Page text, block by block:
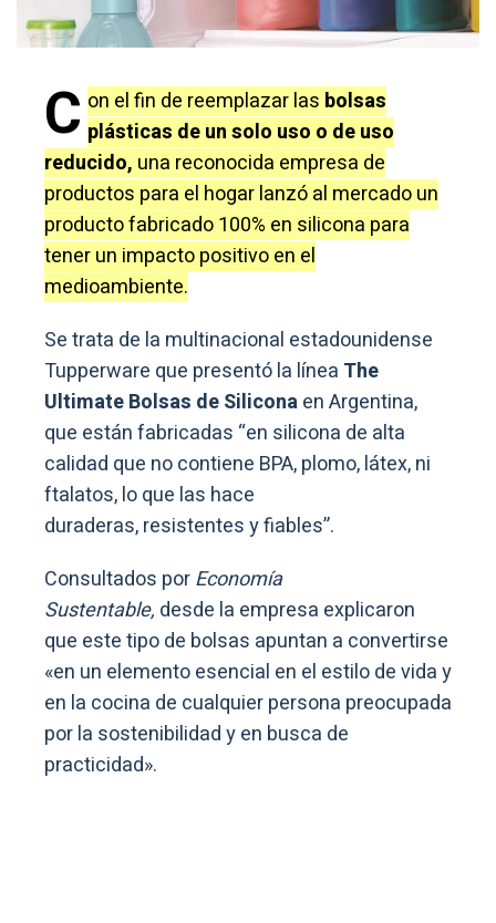
C on el fin de reemplazar las bolsas
plásticas de un solo uso o de uso
reducido, una reconocida empresa de
productos para el hogar lanzó al mercado un
producto fabricado 100% en silicona para
tener un impacto positivo en el
medioambiente.
Se trata de la multinacional estadounidense
Tupperware que presentó la línea The
Ultimate Bolsas de Siliconaen Argentina,
que están fabricadas “en silicona de alta
calidad que no contiene BPA, plomo, látex, ni
ftalatos, lo que las hace
duraderas, resistentes y fiables”.
Consultados porEconomía
Sustentable, desde la empresa explicaron
que este tipo de bolsas apuntan a convertirse
«en un elemento esencial en el estilo de vida y
en la cocina de cualquier persona preocupada
por la sostenibilidad y en busca de
practicidad».